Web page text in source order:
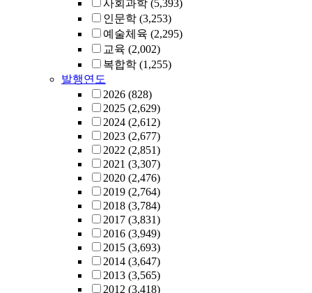
사회과학 (5,393)
인문학 (3,253)
예술체육 (2,295)
교육 (2,002)
복합학 (1,255)
발행연도
2026 (828)
2025 (2,629)
2024 (2,612)
2023 (2,677)
2022 (2,851)
2021 (3,307)
2020 (2,476)
2019 (2,764)
2018 (3,784)
2017 (3,831)
2016 (3,949)
2015 (3,693)
2014 (3,647)
2013 (3,565)
2012 (3,418)